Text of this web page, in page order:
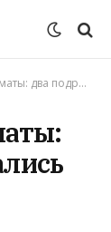
от ножевых ранений